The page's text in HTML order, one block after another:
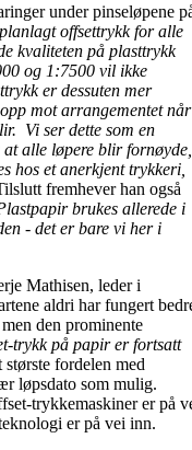
under pinseløpene
offsettrykk for alle
kvaliteten på plasttrykk
og 1:7500 vil ikke
er dessuten mer
mot arrangementet når
Vi ser dette som en
alle løpere blir fornøyde,
hos et anerkjent trykkeri,
fremhever han også
brukes allerede i
- det er bare vi her i
Mathisen, leder i
aldri har fungert
den prominente
trykk på papir er fortsatt
fordelen med
løpsdato som mulig.
trykkemaskiner er på
er på vei inn.